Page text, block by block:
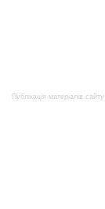
Публікація матеріалів